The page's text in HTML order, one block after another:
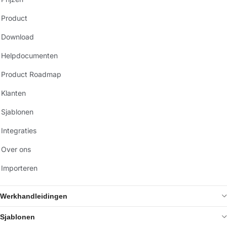
Product
Download
Helpdocumenten
Product Roadmap
Klanten
Sjablonen
Integraties
Over ons
Importeren
Werkhandleidingen
Sjablonen